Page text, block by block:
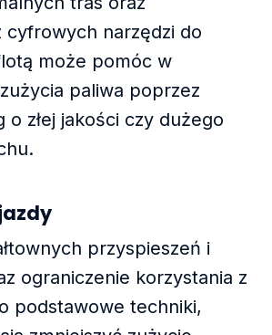
cyfrowych narzędzi do
może pomóc w
paliwa poprzez
o złej jakości czy dużego
przyspieszeń i
ograniczenie korzystania z
podstawowe techniki,